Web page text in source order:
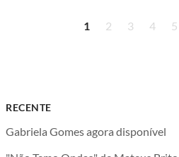
1 2 3 4 5
RECENTE
Gabriela Gomes agora disponível